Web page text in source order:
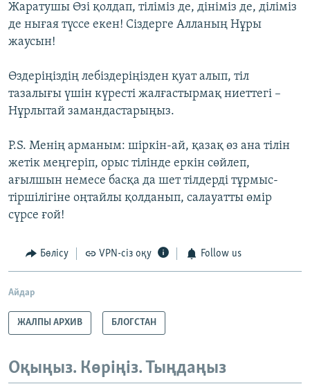
Жаратушы Өзі қолдап, тіліміз де, дініміз де, діліміз
де нығая түссе екен! Сіздерге Алланың Нұры
жаусын!
Өздеріңіздің лебіздеріңізден қуат алып, тіл
тазалығы үшін күресті жалғастырмақ ниеттегі –
Нұрлытай замандастарыңыз.
P.S. Менің арманым: шіркін-ай, қазақ өз ана тілін
жетік меңгеріп, орыс тілінде еркін сөйлеп,
ағылшын немесе басқа да шет тілдерді тұрмыс-
тіршілігіне оңтайлы қолданып, салауатты өмір
сүрсе ғой!
Бөлісу VPN-сіз оқу Follow us
Айдар
ЖАЛПЫ АРХИВ БЛОГСТАН
Оқыңыз. Көріңіз. Тыңдаңыз